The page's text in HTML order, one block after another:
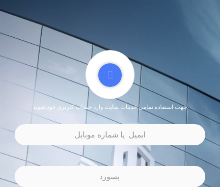
جهت استفاده تمامی خدمات سایت وارد حساب کاربری خود شوید